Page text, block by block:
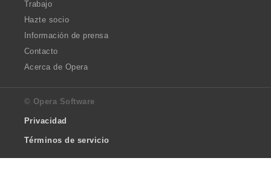
Trabajo
Hazte socio
Información de prensa
Contacto
Acerca de Opera
© Opera Software
Privacidad
Términos de servicio